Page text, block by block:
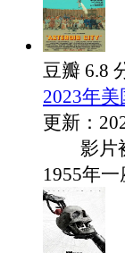
豆瓣 6.8
2023年
更新：
影片被
1955年一